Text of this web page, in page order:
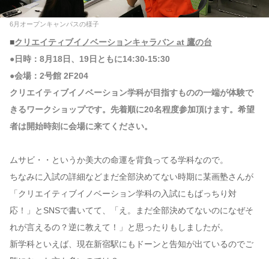
6月オープンキャンパスの様子
■クリエイティブイノベーションキャラバン at 鷹の台
●日時：8月18日、19日ともに14:30-15:30
●会場：2号館 2F204
クリエイティブイノベーション学科が目指すものの一端が体験で
きるワークショップです。先着順に20名程度参加頂けます。希望
者は開始時刻に会場に来てください。
ムサビ・・というか美大の命運を背負ってる学科なので。
ちなみに入試の詳細などまだ全部決めてない時期に某画塾さんが
「クリエイティブイノベーション学科の入試にもばっちり対
応！」とSNSで書いてて、「え。まだ全部決めてないのになぜそ
れが言えるの？逆に教えて！」と思ったりもしましたが。
新学科といえば、現在新宿駅にもドーンと告知が出ているのでご